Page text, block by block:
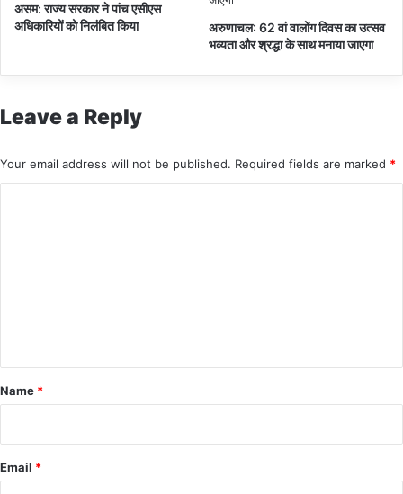
असम: राज्य सरकार ने पांच एसीएस
अधिकारियों को निलंबित किया
अरुणाचल: 62 वां वालोंग दिवस का उत्सव
भव्यता और श्रद्धा के साथ मनाया जाएगा
Leave a Reply
Your email address will not be published. Required fields are marked *
*
Name *
Email *